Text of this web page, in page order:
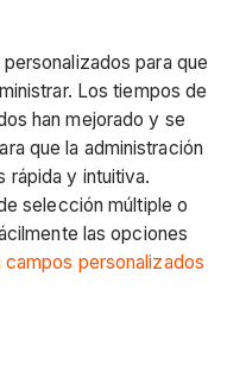
para que
Los tiempos de
han mejorado y se
que la administración
rápida y intuitiva.
selección múltiple o
las opciones
campos personalizados